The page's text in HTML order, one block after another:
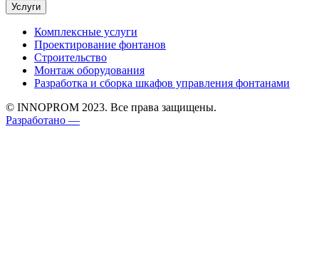
Услуги
Комплексные услуги
Проектирование фонтанов
Строительство
Монтаж оборудования
Разработка и сборка шкафов управления фонтанами
© INNOPROM 2023. Все права защищены.
Разработано —